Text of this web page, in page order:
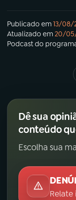
Publicado em13/08/
Atualizado em20/
Podcastdo
Dê sua
conteúdo
Escolha sua
Relate